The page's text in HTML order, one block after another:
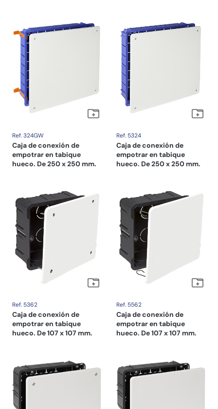
Ref. 324GW
Caja de conexión de
empotrar en tabique
hueco. De 250 x 250 mm.
Ref. 5324
Caja de conexión de
empotrar en tabique
hueco. De 250 x 250 mm.
Ref. 5362
Caja de conexión de
empotrar en tabique
hueco. De 107 x 107 mm.
Ref. 5562
Caja de conexión de
empotrar en tabique
hueco. De 107 x 107 mm.